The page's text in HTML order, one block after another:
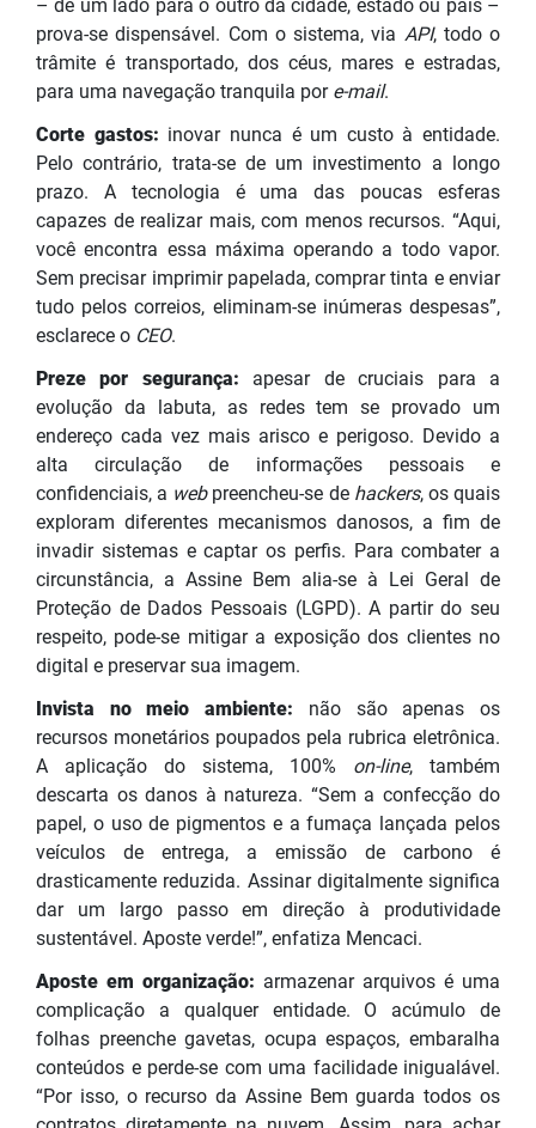
– de um lado para o outro da cidade, estado ou país –
prova-se dispensável. Com o sistema, via API, todo o
trâmite é transportado, dos céus, mares e estradas,
para uma navegação tranquila por e-mail.
Corte gastos: inovar nunca é um custo à entidade.
Pelo contrário, trata-se de um investimento a longo
prazo. A tecnologia é uma das poucas esferas
capazes de realizar mais, com menos recursos. “Aqui,
você encontra essa máxima operando a todo vapor.
Sem precisar imprimir papelada, comprar tinta e enviar
tudo pelos correios, eliminam-se inúmeras despesas”,
esclarece o CEO.
Preze por segurança: apesar de cruciais para a
evolução da labuta, as redes tem se provado um
endereço cada vez mais arisco e perigoso. Devido a
alta circulação de informações pessoais e
confidenciais, a webpreencheu-se de hackers, os quais
exploram diferentes mecanismos danosos, a fim de
invadir sistemas e captar os perfis. Para combater a
circunstância, a Assine Bem alia-se à Lei Geral de
Proteção de Dados Pessoais (LGPD). A partir do seu
respeito, pode-se mitigar a exposição dos clientes no
digital e preservar sua imagem.
Invista no meio ambiente: não são apenas os
recursos monetários poupados pela rubrica eletrônica.
A aplicação do sistema, 100% on-line, também
descarta os danos à natureza. “Sem a confecção do
papel, o uso de pigmentos e a fumaça lançada pelos
veículos de entrega, a emissão de carbono é
drasticamente reduzida. Assinar digitalmente significa
dar um largo passo em direção à produtividade
sustentável. Aposte verde!”, enfatiza Mencaci.
Aposte em organização: armazenar arquivos é uma
complicação a qualquer entidade. O acúmulo de
folhas preenche gavetas, ocupa espaços, embaralha
conteúdos e perde-se com uma facilidade inigualável.
“Por isso, o recurso da Assine Bem guarda todos os